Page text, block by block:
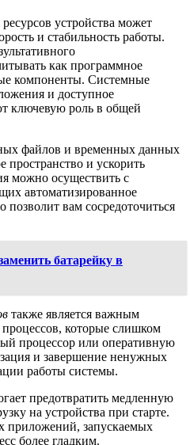
устройства может
и стабильность работы.
как программное
компоненты. Системные
и доступное
ключевую роль в общей
файлов и временных данных
пространство и ускорить
можно осуществить с
автоматизированное
вам сосредоточиться
батарейку в
также является важным
процессов, которые слишком
процессор или оперативную
и завершение ненужных
работы системы.
предотвратить медленную
на устройства при старте.
приложений, запускаемых
более гладким.